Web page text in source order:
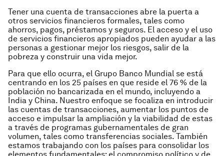
Tener una cuenta de transacciones abre la puerta a
otros servicios financieros formales, tales como
ahorros, pagos, préstamos y seguros. El acceso y el uso
de servicios financieros apropiados pueden ayudar a las
personas a gestionar mejor los riesgos, salir de la
pobreza y construir una vida mejor.
Para que ello ocurra, el Grupo Banco Mundial se está
centrando en los 25 países en que reside el 76 % de la
población no bancarizada en el mundo, incluyendo a
India y China. Nuestro enfoque se focaliza en introducir
las cuentas de transacciones, aumentar los puntos de
acceso e impulsar la ampliación y la viabilidad de estas
a través de programas gubernamentales de gran
volumen, tales como transferencias sociales. También
estamos trabajando con los países para consolidar los